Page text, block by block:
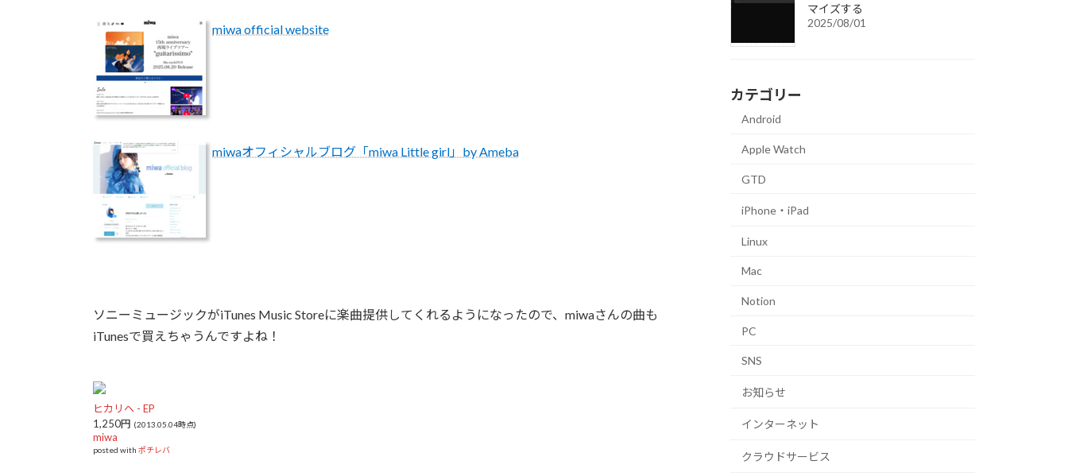
miwa official website
miwaオフィシャルブログ「miwa Little girl」by Ameba
ソニーミュージックがiTunes Music Storeに楽曲提供してくれるようになったので、miwaさんの曲も
iTunesで買えちゃうんですよね！
ヒカリヘ - EP
1,250円 (2013.05.04時点)
miwa
posted with ポチレバ
マイズする
2025/08/01
カテゴリー
Android
Apple Watch
GTD
iPhone・iPad
Linux
Mac
Notion
PC
SNS
お知らせ
インターネット
クラウドサービス